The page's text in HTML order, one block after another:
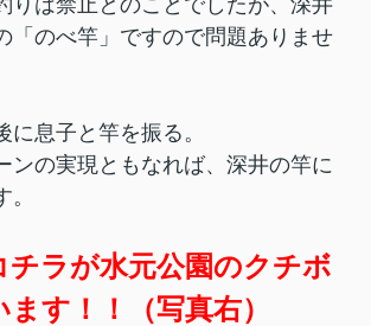
「のべ竿」ですので問題ありませ
に息子と竿を振る。
ンの実現ともなれば、深井の竿に
チラが水元公園のクチボ
す！！（写真右）